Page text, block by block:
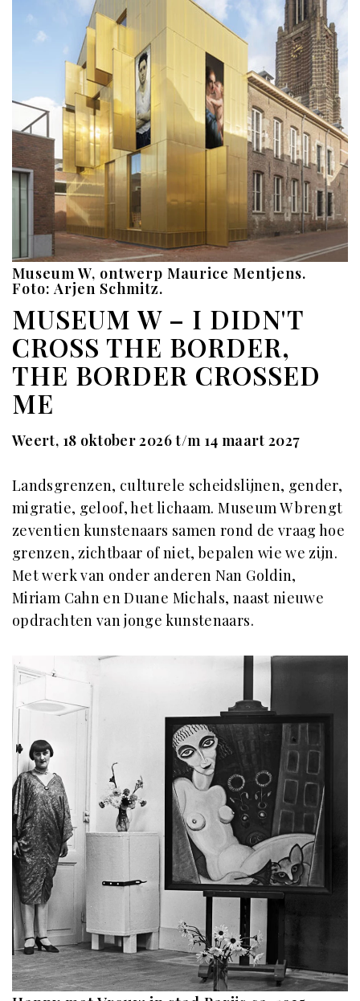
Museum W, ontwerp Maurice Mentjens.
Foto: Arjen Schmitz.
MUSEUM W – I DIDN'T
CROSS THE BORDER,
THE BORDER CROSSED
ME
Weert, 18 oktober 2026 t/m 14 maart 2027
Landsgrenzen, culturele scheidslijnen, gender,
migratie, geloof, het lichaam. Museum W brengt
zeventien kunstenaars samen rond de vraag hoe
grenzen, zichtbaar of niet, bepalen wie we zijn.
Met werk van onder anderen Nan Goldin,
Miriam Cahn en Duane Michals, naast nieuwe
opdrachten van jonge kunstenaars.